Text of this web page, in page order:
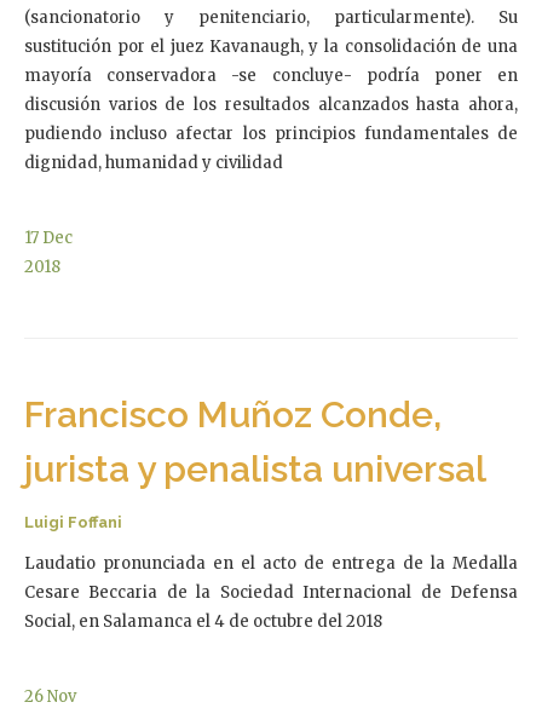
(sancionatorio y penitenciario, particularmente). Su
sustitución por el juez Kavanaugh, y la consolidación de una
mayoría conservadora -se concluye- podría poner en
discusión varios de los resultados alcanzados hasta ahora,
pudiendo incluso afectar los principios fundamentales de
dignidad, humanidad y civilidad
17 Dec
2018
Francisco Muñoz Conde,
jurista y penalista universal
Luigi Foffani
Laudatio pronunciada en el acto de entrega de la Medalla
Cesare Beccaria de la Sociedad Internacional de Defensa
Social, en Salamanca el 4 de octubre del 2018
26Nov